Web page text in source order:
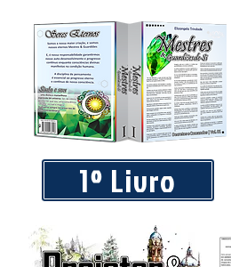
1º Livro